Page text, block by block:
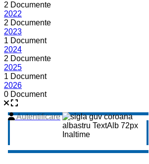
2 Documente
2022
2 Documente
2023
1 Document
2024
2 Documente
2025
1 Document
2026
0 Document